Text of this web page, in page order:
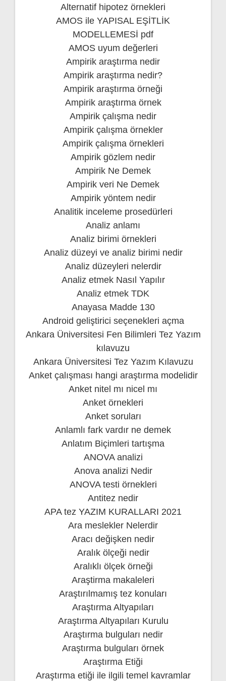
Alternatif hipotez örnekleri
AMOS ile YAPISAL EŞİTLİK
MODELLEMESİ pdf
AMOS uyum değerleri
Ampirik araştırma nedir
Ampirik araştırma nedir?
Ampirik araştırma örneği
Ampirik araştırma örnek
Ampirik çalışma nedir
Ampirik çalışma örnekler
Ampirik çalışma örnekleri
Ampirik gözlem nedir
Ampirik Ne Demek
Ampirik veri Ne Demek
Ampirik yöntem nedir
Analitik inceleme prosedürleri
Analiz anlamı
Analiz birimi örnekleri
Analiz düzeyi ve analiz birimi nedir
Analiz düzeyleri nelerdir
Analiz etmek Nasıl Yapılır
Analiz etmek TDK
Anayasa Madde 130
Android geliştirici seçenekleri açma
Ankara Üniversitesi Fen Bilimleri Tez Yazım
kılavuzu
Ankara Üniversitesi Tez Yazım Kılavuzu
Anket çalışması hangi araştırma modelidir
Anket nitel mı nicel mı
Anket örnekleri
Anket soruları
Anlamlı fark vardır ne demek
Anlatım Biçimleri tartışma
ANOVA analizi
Anova analizi Nedir
ANOVA testi örnekleri
Antitez nedir
APA tez YAZIM KURALLARI 2021
Ara meslekler Nelerdir
Aracı değişken nedir
Aralık ölçeği nedir
Aralıklı ölçek örneği
Araştirma makaleleri
Araştırılmamış tez konuları
Araştırma Altyapıları
Araştırma Altyapıları Kurulu
Araştırma bulguları nedir
Araştırma bulguları örnek
Araştırma Etiği
Araştırma etiği ile ilgili temel kavramlar